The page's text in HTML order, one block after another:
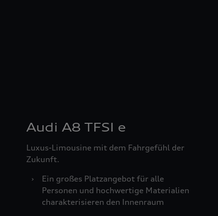
Audi A8 TFSI e
Luxus-Limousine mit dem Fahrgefühl der
Zukunft.
›
Ein großes Platzangebot für alle
Personen und hochwertige Materialien
charakterisieren den Innenraum